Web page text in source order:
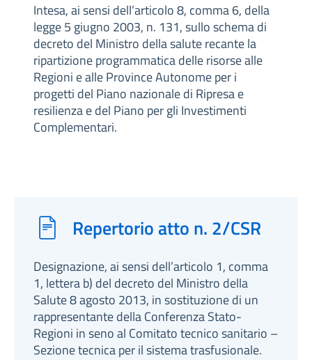
Intesa, ai sensi dell’articolo 8, comma 6, della
legge 5 giugno 2003, n. 131, sullo schema di
decreto del Ministro della salute recante la
ripartizione programmatica delle risorse alle
Regioni e alle Province Autonome per i
progetti del Piano nazionale di Ripresa e
resilienza e del Piano per gli Investimenti
Complementari.
Repertorio atto n. 2/CSR
Designazione, ai sensi dell’articolo 1, comma
1, lettera b) del decreto del Ministro della
Salute 8 agosto 2013, in sostituzione di un
rappresentante della Conferenza Stato-
Regioni in seno al Comitato tecnico sanitario –
Sezione tecnica per il sistema trasfusionale.